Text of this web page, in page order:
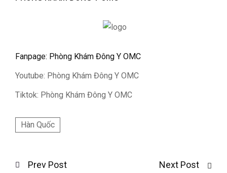
Fanpage: Phòng Khám Đông Y OMC
Youtube: Phòng Khám Đông Y OMC
Tiktok: Phòng Khám Đông Y OMC
Hàn Quốc
Prev Post Next Post